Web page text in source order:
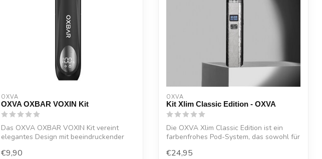
OXVA
OXVA OXBAR VOXIN Kit
Das OXVA OXBAR VOXIN Kit vereint
elegantes Design mit beeindruckender
€9,90
OXVA
Kit Xlim Classic Edition - OXVA
Die OXVA Xlim Classic Edition ist ein
farbenfrohes Pod-System, das sowohl für
€24,95